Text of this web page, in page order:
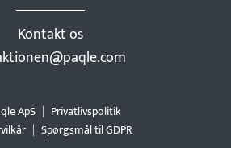
Kontakt os
ApS
Privatlivspolitik
Spørgsmål til GDPR